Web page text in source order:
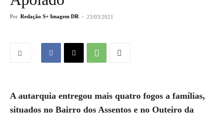
Por Redação S+ Imagem DR - 23/03/2021
A autarquia entregou mais quatro fogos a famílias,
situados no Bairro dos Assentos e no Outeiro da